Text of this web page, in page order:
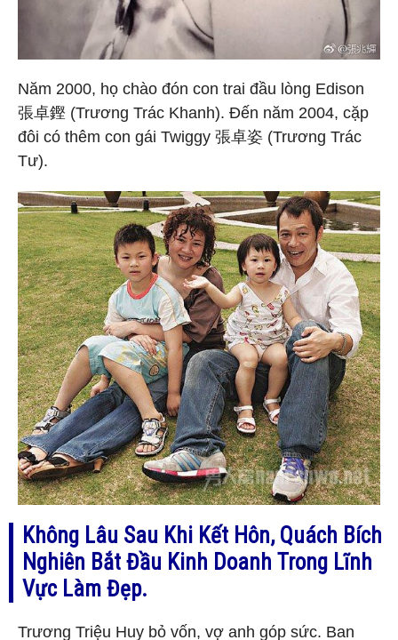
Năm 2000, họ chào đón con trai đầu lòng Edison
張卓鏗 (Trương Trác Khanh). Đến năm 2004, cặp
đôi có thêm con gái Twiggy 張卓姿 (Trương Trác
Tư).
Không Lâu Sau Khi Kết Hôn, Quách Bích
Nghiên Bắt Đầu Kinh Doanh Trong Lĩnh
Vực Làm Đẹp.
Trương Triệu Huy bỏ vốn, vợ anh góp sức. Ban